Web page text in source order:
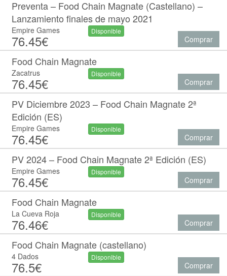
Preventa – Food Chain Magnate (Castellano) –
Lanzamiento finales de mayo 2021
Empire Games
76.45€
Disponible
Comprar
Food Chain Magnate
Zacatrus
76.45€
Disponible
Comprar
PV Diciembre 2023 – Food Chain Magnate 2ª
Edición (ES)
Empire Games
76.45€
Disponible
Comprar
PV 2024 – Food Chain Magnate 2ª Edición (ES)
Empire Games
76.45€
Disponible
Comprar
Food Chain Magnate
La Cueva Roja
76.46€
Disponible
Comprar
Food Chain Magnate (castellano)
4 Dados
76.5€
Disponible
Comprar